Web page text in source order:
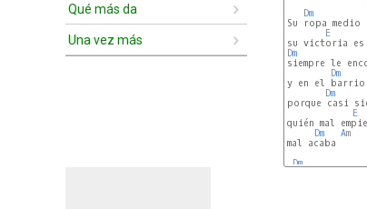
Qué más da
Una vez más
Dm
Su ropa medio
E
Dm
siempre le
Dm
y en el barrio
Dm
porque casi
E
quién mal
Dm
Am
mal acaba
Dm